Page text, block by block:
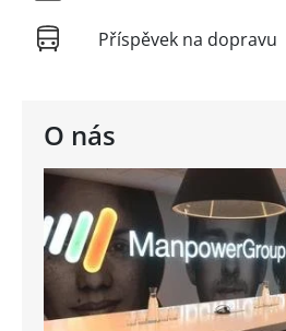
O nás
Příspěvek na dopravu